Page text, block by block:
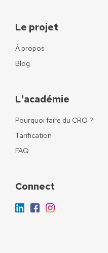
Le projet
À propos
Blog
L'académie
Pourquoi faire du CRO ?
Tarification
FAQ
Connect